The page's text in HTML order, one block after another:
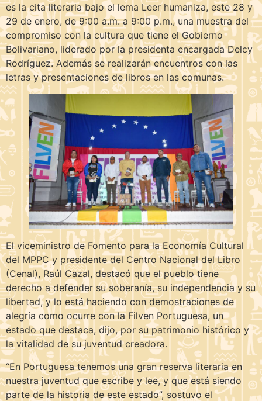
es la cita literaria bajo el lema Leer humaniza, este 28 y
29 de enero, de 9:00 a.m. a 9:00 p.m., una muestra del
compromiso con la cultura que tiene el Gobierno
Bolivariano, liderado por la presidenta encargada Delcy
Rodríguez. Además se realizarán encuentros con las
letras y presentaciones de libros en las comunas.
El viceministro de Fomento para la Economía Cultural
del MPPC y presidente del Centro Nacional del Libro
(Cenal), Raúl Cazal, destacó que el pueblo tiene
derecho a defender su soberanía, su independencia y su
libertad, y lo está haciendo con demostraciones de
alegría como ocurre con la Filven Portuguesa, un
estado que destaca, dijo, por su patrimonio histórico y
la vitalidad de su juventud creadora.
“En Portuguesa tenemos una gran reserva literaria en
nuestra juventud que escribe y lee, y que está siendo
parte de la historia de este estado”, sostuvo el